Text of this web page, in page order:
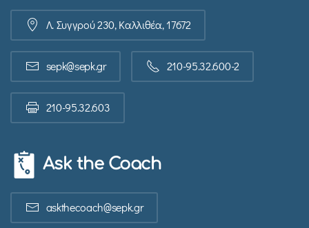
Λ. Συγγρού 230, Καλλιθέα, 17672
sepk@sepk.gr 210-95.32.600-2
210-95.32.603
Ask the Coach
askthecoach@sepk.gr